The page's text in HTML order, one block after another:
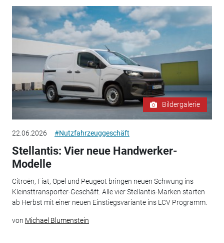
Bildergalerie
22.06.2026 #Nutzfahrzeuggeschäft
Stellantis: Vier neue Handwerker-
Modelle
Citroën, Fiat, Opel und Peugeot bringen neuen Schwung ins
Kleinsttransporter-Geschäft. Alle vier Stellantis-Marken starten
ab Herbst mit einer neuen Einstiegsvariante ins LCV Programm.
von Michael Blumenstein